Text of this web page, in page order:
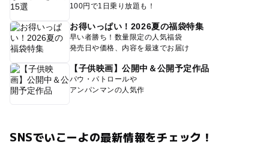
100円で1日乗り放題も！
お得いっぱい！2026夏の福袋特集
早い者勝ち！数量限定の人気福袋
発売日や価格、内容を最速でお届け
【子供映画】公開中＆公開予定作品
パウ・パトロールや
アンパンマンの人気作
SNSでいこーよの最新情報をチェック！